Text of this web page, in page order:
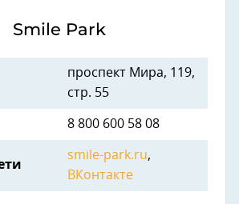
Smile Park
проспект Мира, 119,
стр. 55
8 800 600 58 08
smile-park.ru,
ВКонтакте